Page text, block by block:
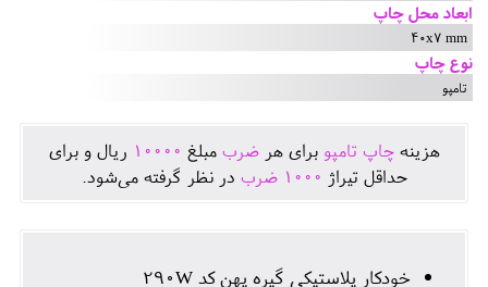
ابعاد محل چاپ
40x7 mm
نوع چاپ
تامپو
هزينهچاپ تامپو برای هرضرب مبلغ 10000 ريال و برای
حداقل تيراژ 1000 ضرب در نظر گرفته می‌شود.
خودکار پلاستیکی گیره پهن کد 290W